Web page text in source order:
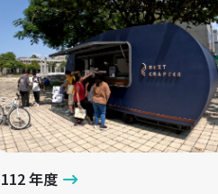
112 年度